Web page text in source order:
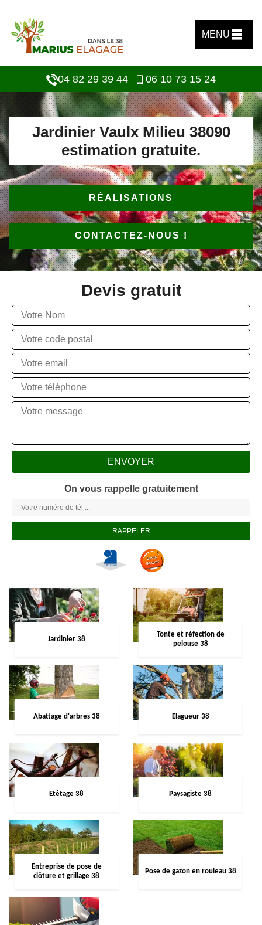
MENU
04 82 29 39 44 06 10 73 15 24
Jardinier Vaulx Milieu 38090
estimation gratuite.
RÉALISATIONS
CONTACTEZ-NOUS !
Devis gratuit
On vous rappelle gratuitement
Jardinier 38
Tonte et réfection de
pelouse 38
Abattage d'arbres 38 Elagueur 38
Etêtage 38 Paysagiste 38
Entreprise de pose de
clôture et grillage 38
Pose de gazon en rouleau 38